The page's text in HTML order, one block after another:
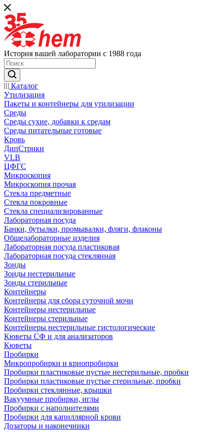
История вашей лаборатории с 1988 года
Каталог
Утилизация
Пакеты и контейнеры для утилизации
Среды
Среды сухие, добавки к средам
Среды питательные готовые
Кровь
ДипСтрики
VLB
ЦФГС
Микроскопия
Микроскопия прочая
Стекла предметные
Стекла покровные
Стекла специализированные
Лабораторная посуда
Банки, бутылки, промывалки, фляги, флаконы
Общелабораторные изделия
Лабораторная посуда пластиковая
Лабораторная посуда стеклянная
Зонды
Зонды нестерильные
Зонды стерильные
Контейнеры
Контейнеры для сбора суточной мочи
Контейнеры нестерильные
Контейнеры стерильные
Контейнеры нестерильные гистологические
Кюветы СФ и для анализаторов
Кюветы
Пробирки
Микропробирки и криопробирки
Пробирки пластиковые пустые нестерильные, пробки
Пробирки пластиковые пустые стерильные, пробки
Пробирки стеклянные, крышки
Вакуумные пробирки, иглы
Пробирки с наполнителями
Пробирки для капиллярной крови
Дозаторы и наконечники